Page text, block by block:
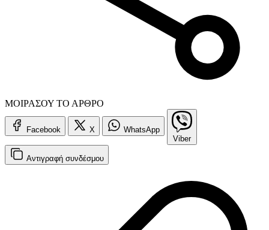
ΜΟΙΡΑΣΟΥ ΤΟ ΑΡΘΡΟ
Facebook X
WhatsApp
Viber
Αντιγραφή συνδέσμου